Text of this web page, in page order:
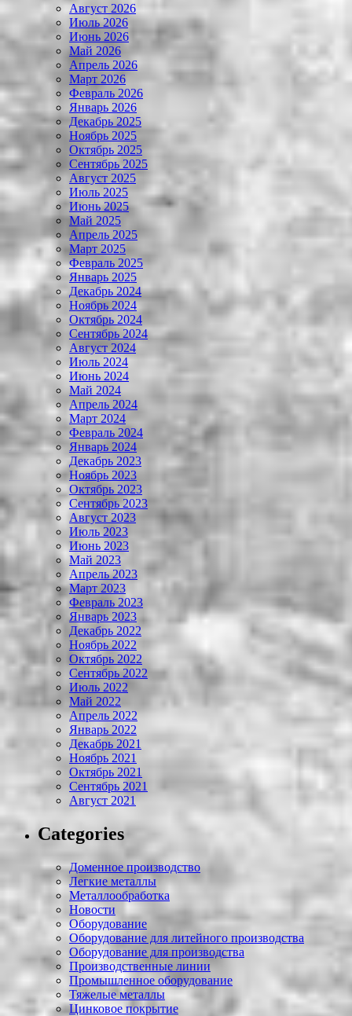
Август 2026
Июль 2026
Июнь 2026
Май 2026
Апрель 2026
Март 2026
Февраль 2026
Январь 2026
Декабрь 2025
Ноябрь 2025
Октябрь 2025
Сентябрь 2025
Август 2025
Июль 2025
Июнь 2025
Май 2025
Апрель 2025
Март 2025
Февраль 2025
Январь 2025
Декабрь 2024
Ноябрь 2024
Октябрь 2024
Сентябрь 2024
Август 2024
Июль 2024
Июнь 2024
Май 2024
Апрель 2024
Март 2024
Февраль 2024
Январь 2024
Декабрь 2023
Ноябрь 2023
Октябрь 2023
Сентябрь 2023
Август 2023
Июль 2023
Июнь 2023
Май 2023
Апрель 2023
Март 2023
Февраль 2023
Январь 2023
Декабрь 2022
Ноябрь 2022
Октябрь 2022
Сентябрь 2022
Июль 2022
Май 2022
Апрель 2022
Январь 2022
Декабрь 2021
Ноябрь 2021
Октябрь 2021
Сентябрь 2021
Август 2021
Categories
Доменное производство
Легкие металлы
Металлообработка
Новости
Оборудование
Оборудование для литейного производства
Оборудование для производства
Производственные линии
Промышленное оборудование
Тяжелые металлы
Цинковое покрытие